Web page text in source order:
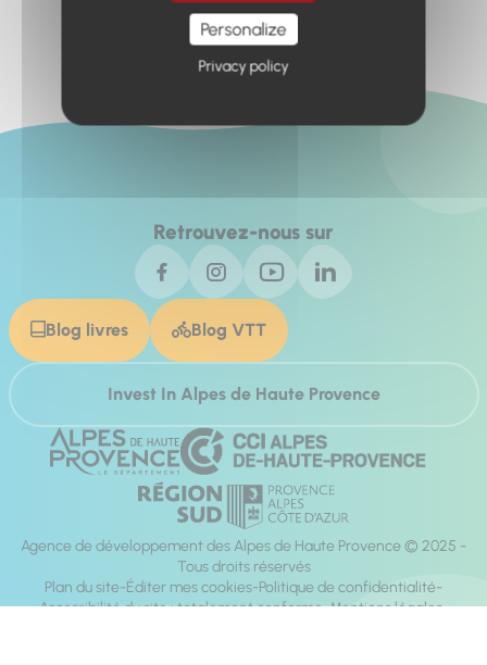
Retrouvez-nous sur
Blog livres Blog VTT
Invest In Alpes de Haute Provence
Agence de développement des Alpes de Haute Provence © 2025 -
Tous droits réservés
Plan du site Éditer mes cookies Politique de confidentialité
Accessibilité du site : totalement conforme Mentions légales
Personalize
Privacy policy